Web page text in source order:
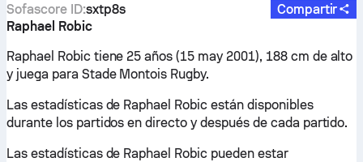
Sofascore ID:sxtp8s
Compartir
Raphael Robic
Raphael Robic tiene 25 años (15 may 2001), 188 cm de alto
y juega para Stade Montois Rugby.
Las estadísticas de Raphael Robic están disponibles
durante los partidos en directo y después de cada partido.
Las estadísticas de Raphael Robic pueden estar